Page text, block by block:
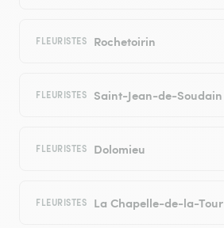
FLEURISTES Rochetoirin
FLEURISTES Saint-Jean-de-Soudain
FLEURISTES Dolomieu
FLEURISTES La Chapelle-de-la-Tour